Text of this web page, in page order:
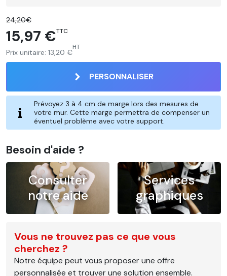
24,20€
15,97 €TTC
Prix unitaire: 13,20 €
HT
PERSONNALISER
Prévoyez 3 à 4 cm de marge lors des mesures de
votre mur. Cette marge permettra de compenser un
éventuel problème avec votre support.
Besoin d'aide ?
Consulter
notre aide
Services
graphiques
Vous ne trouvez pas ce que vous
cherchez ?
Notre équipe peut vous proposer une offre
personnalisée et trouver une solution ensemble.